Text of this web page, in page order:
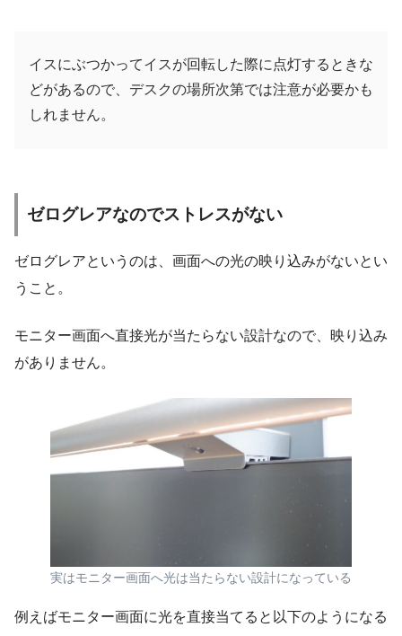
イスにぶつかってイスが回転した際に点灯するときな
どがあるので、デスクの場所次第では注意が必要かも
しれません。
ゼログレアなのでストレスがない
ゼログレアというのは、画面への光の映り込みがないとい
うこと。
モニター画面へ直接光が当たらない設計なので、映り込み
がありません。
実はモニター画面へ光は当たらない設計になっている
例えばモニター画面に光を直接当てると以下のようになる